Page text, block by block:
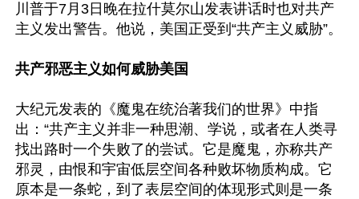
川普于7月3日晚在拉什莫尔山发表讲话时也对共产
主义发出警告。他说，美国正受到“共产主义威胁”。
共产邪恶主义如何威胁美国
大纪元发表的《魔鬼在统治著我们的世界》中指
出：“共产主义并非一种思潮、学说，或者在人类寻
找出路时一个失败了的尝试。它是魔鬼，亦称共产
邪灵，由恨和宇宙低层空间各种败坏物质构成。它
原本是一条蛇，到了表层空间的体现形式则是一条